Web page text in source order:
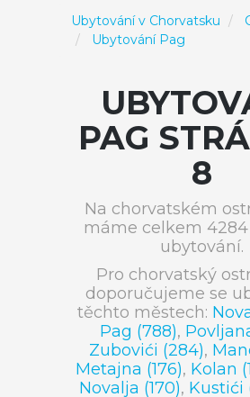
Ubytování v Chorvatsku
Ubytování Pag
PAG
8
Na chorvatském
máme celkem
ubytování.
Pro chorvatský
doporučujeme se
těchto městech:
Pag (788),
Zubovići (284),
Metajna (176), Kolan
Novalja (170), Kustići